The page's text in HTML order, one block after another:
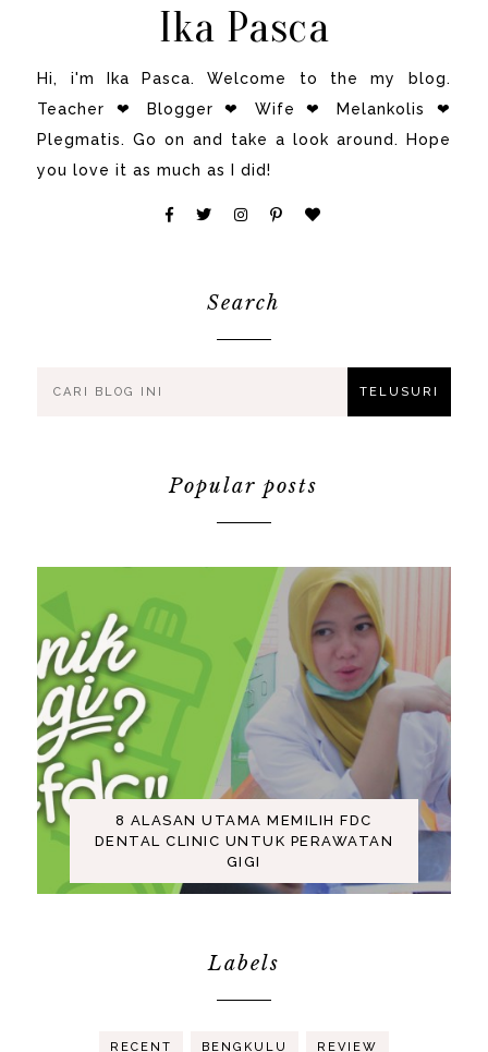
Ika Pasca
Hi, i'm Ika Pasca. Welcome to the my blog.
Teacher ❤ Blogger ❤ Wife ❤ Melankolis ❤
Plegmatis. Go on and take a look around. Hope
you love it as much as I did!
Search
Popular posts
8 ALASAN UTAMA MEMILIH FDC
DENTAL CLINIC UNTUK PERAWATAN
GIGI
Labels
RECENT BENGKULU REVIEW